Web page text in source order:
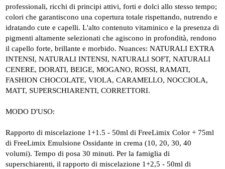
professionali, ricchi di principi attivi, forti e dolci allo stesso tempo;
colori che garantiscono una copertura totale rispettando, nutrendo e
idratando cute e capelli. L'alto contenuto vitaminico e la presenza di
pigmenti altamente selezionati che agiscono in profondità, rendono
il capello forte, brillante e morbido. Nuances: NATURALI EXTRA
INTENSI, NATURALI INTENSI, NATURALI SOFT, NATURALI
CENERE, DORATI, BEIGE, MOGANO, ROSSI, RAMATI,
FASHION CHOCOLATE, VIOLA, CARAMELLO, NOCCIOLA,
MATT, SUPERSCHIARENTI, CORRETTORI.
MODO D'USO:
Rapporto di miscelazione 1+1.5 - 50ml di FreeLimix Color + 75ml
di FreeLimix Emulsione Ossidante in crema (10, 20, 30, 40
volumi). Tempo di posa 30 minuti. Per la famiglia di
superschiarenti, il rapporto di miscelazione 1+2,5 - 50ml di